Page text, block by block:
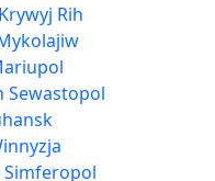
Rih
Sewastopol